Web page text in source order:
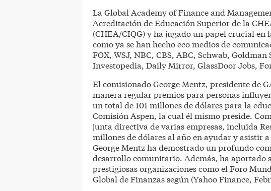
La Global Academy of Finance and
Acreditación de Educación Superior de la
(CHEA/CIQG) y ha jugado un papel crucial en
como ya se han hecho eco medios de
FOX, WSJ, NBC, CBS, ABC, Schwab,
Investopedia, Daily Mirror, GlassDoor Jobs,
El comisionado George Mentz, presidente de
manera regular premios para personas
un total de 101 millones de dólares para la
Comisión Aspen, la cual él mismo preside.
junta directiva de varias empresas, incluida
millones de dólares al año en ayudar y asistir
George Mentz ha demostrado un profundo
desarrollo comunitario. Además, ha aportado
prestigiosas organizaciones como el Foro
Global de Finanzas según (Yahoo Finance,